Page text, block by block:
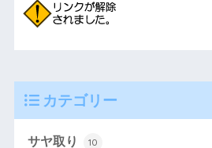
カテゴリー
サヤ取り 10